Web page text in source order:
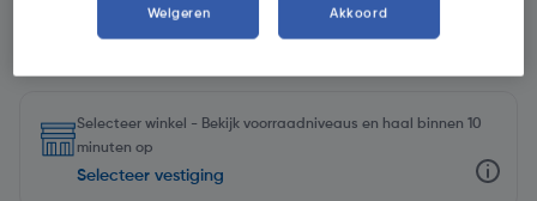
Selecteer winkel - Bekijk voorraadniveaus en haal binnen 10
minuten op
Selecteer vestiging
Weigeren Akkoord